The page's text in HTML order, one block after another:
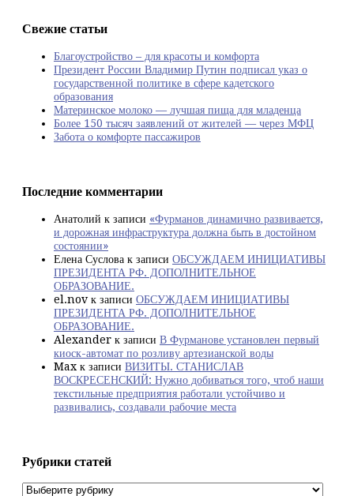
Свежие статьи
Благоустройство – для красоты и комфорта
Президент России Владимир Путин подписал указ о
государственной политике в сфере кадетского
образования
Материнское молоко — лучшая пища для младенца
Более 150 тысяч заявлений от жителей — через МФЦ
Забота о комфорте пассажиров
Последние комментарии
Анатолий к записи «Фурманов динамично развивается,
и дорожная инфраструктура должна быть в достойном
состоянии»
Елена Суслова к записи ОБСУЖДАЕМ ИНИЦИАТИВЫ
ПРЕЗИДЕНТА РФ. ДОПОЛНИТЕЛЬНОЕ
ОБРАЗОВАНИЕ.
el.nov к записи ОБСУЖДАЕМ ИНИЦИАТИВЫ
ПРЕЗИДЕНТА РФ. ДОПОЛНИТЕЛЬНОЕ
ОБРАЗОВАНИЕ.
Alexander к записи В Фурманове установлен первый
киоск-автомат по розливу артезианской воды
Max к записи ВИЗИТЫ. СТАНИСЛАВ
ВОСКРЕСЕНСКИЙ: Нужно добиваться того, чтоб наши
текстильные предприятия работали устойчиво и
развивались, создавали рабочие места
Рубрики статей
Рубрики